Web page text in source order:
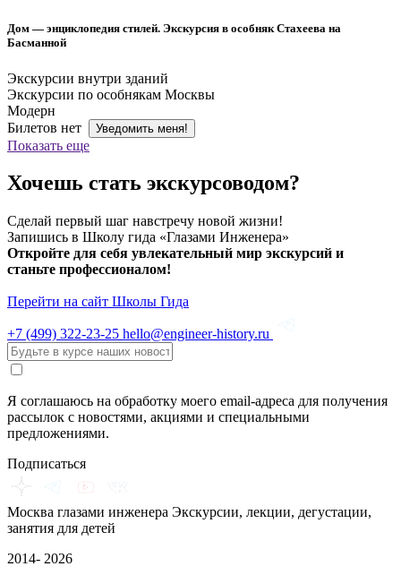
Дом — энциклопедия стилей. Экскурсия в особняк Стахеева на
Басманной
Экскурсии внутри зданий
Экскурсии по особнякам Москвы
Модерн
Билетов нет
Уведомить меня!
Показать еще
Хочешь стать экскурсоводом?
Сделай первый шаг навстречу новой жизни!
Запишись в Школу гида «Глазами Инженера»
Откройте для себя увлекательный мир экскурсий и
станьте профессионалом!
Перейти на сайт Школы Гида
+7 (499) 322-23-25 hello@engineer-history.ru
Я соглашаюсь на обработку моего email-адреса для получения
рассылок с новостями, акциями и специальными
предложениями.
Подписаться
Москва глазами инженера Экскурсии, лекции, дегустации,
занятия для детей
2014- 2026